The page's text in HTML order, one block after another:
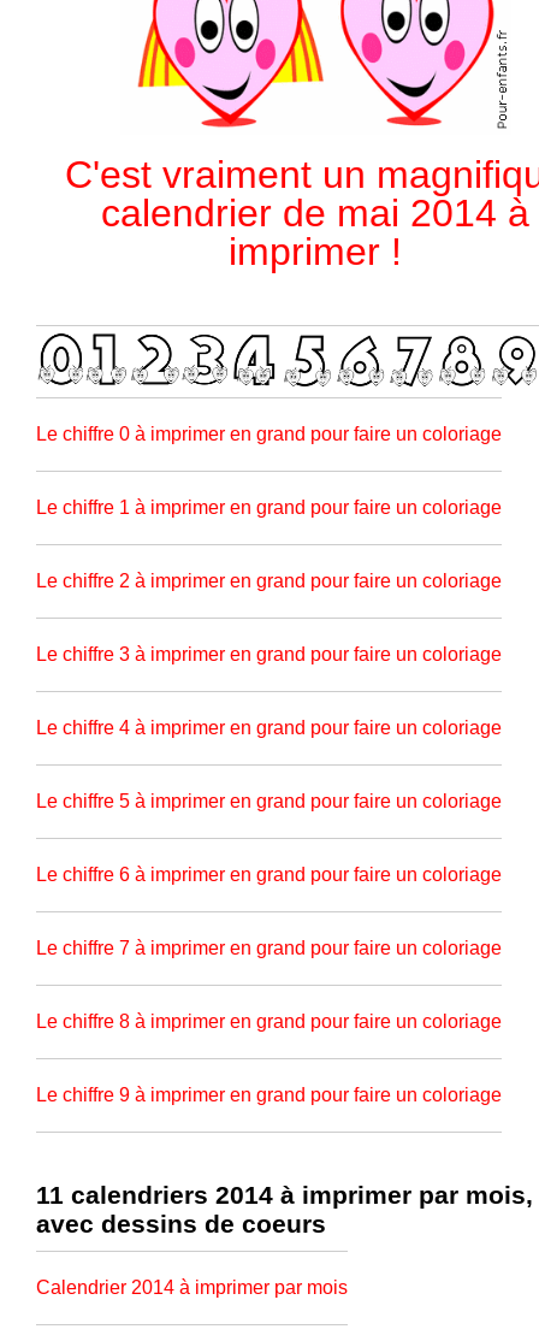
C'est vraiment un
calendrier de mai 2014 à
imprimer !
Le chiffre 0 à imprimer en grand pour faire un coloriage
Le chiffre 1 à imprimer en grand pour faire un coloriage
Le chiffre 2 à imprimer en grand pour faire un coloriage
Le chiffre 3 à imprimer en grand pour faire un coloriage
Le chiffre 4 à imprimer en grand pour faire un coloriage
Le chiffre 5 à imprimer en grand pour faire un coloriage
Le chiffre 6 à imprimer en grand pour faire un coloriage
Le chiffre 7 à imprimer en grand pour faire un coloriage
Le chiffre 8 à imprimer en grand pour faire un coloriage
Le chiffre 9 à imprimer en grand pour faire un coloriage
11 calendriers 2014 à imprimer par mois,
avec dessins de coeurs
Calendrier 2014 à imprimer par mois